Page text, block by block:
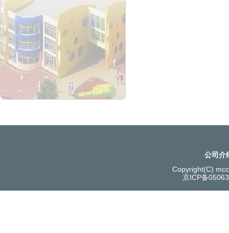
公司介
Copyright(C)
京ICP备